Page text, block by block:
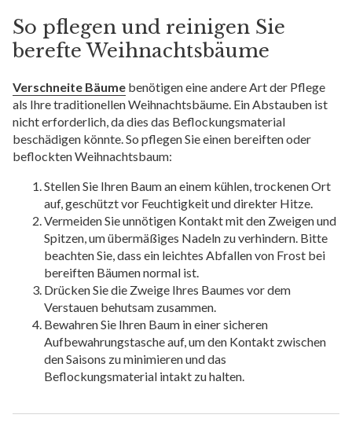
So pflegen und reinigen Sie
berefte Weihnachtsbäume
Verschneite Bäume benötigen eine andere Art der Pflege
als Ihre traditionellen Weihnachtsbäume. Ein Abstauben ist
nicht erforderlich, da dies das Beflockungsmaterial
beschädigen könnte. So pflegen Sie einen bereiften oder
beflockten Weihnachtsbaum:
Stellen Sie Ihren Baum an einem kühlen, trockenen Ort
auf, geschützt vor Feuchtigkeit und direkter Hitze.
Vermeiden Sie unnötigen Kontakt mit den Zweigen und
Spitzen, um übermäßiges Nadeln zu verhindern. Bitte
beachten Sie, dass ein leichtes Abfallen von Frost bei
bereiften Bäumen normal ist.
Drücken Sie die Zweige Ihres Baumes vor dem
Verstauen behutsam zusammen.
Bewahren Sie Ihren Baum in einer sicheren
Aufbewahrungstasche auf, um den Kontakt zwischen
den Saisons zu minimieren und das
Beflockungsmaterial intakt zu halten.